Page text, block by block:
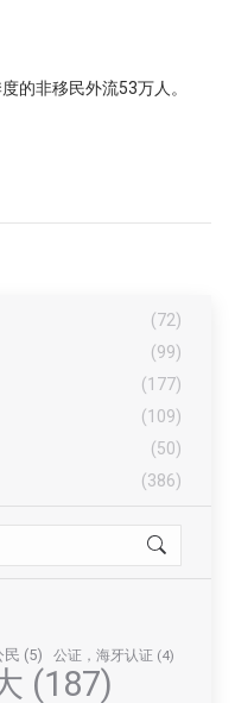
的非移民外流53万人。
(72)
(99)
(177)
(109)
(50)
(386)
民 (5) 公证，海牙认证 (4)
(187)